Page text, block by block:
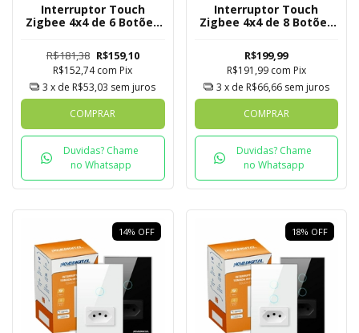
Interruptor Touch
Zigbee 4x4 de 6 Botões
R$181,38 R$159,10
R$152,74com Pix
3 x de R$53,03 sem juros
COMPRAR
Duvidas? Chame
no Whatsapp
Interruptor Touch
Zigbee 4x4 de 8 Botões
R$199,99
R$191,99 com Pix
3 x de R$66,66 sem juros
COMPRAR
Duvidas? Chame
no Whatsapp
14% OFF 18% OFF